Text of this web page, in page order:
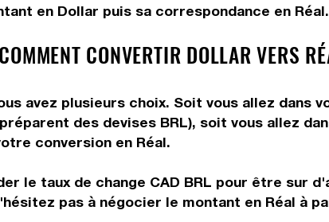
en Dollar puis sa correspondance en
CONVERTIR DOLLAR VERS
avez plusieurs choix. Soit vous allez dans
des devises BRL), soit vous allez
conversion en Réal.
le taux de change CAD BRL pour être sur
pas à négocier le montant en Réal à